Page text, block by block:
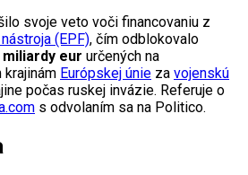
svoje veto voči financovaniu z
(EPF), čím odblokovalo
miliardy eur určených na
Európskej únie za vojenskú
počas ruskej invázie. Referuje o
s odvolaním sa na Politico.